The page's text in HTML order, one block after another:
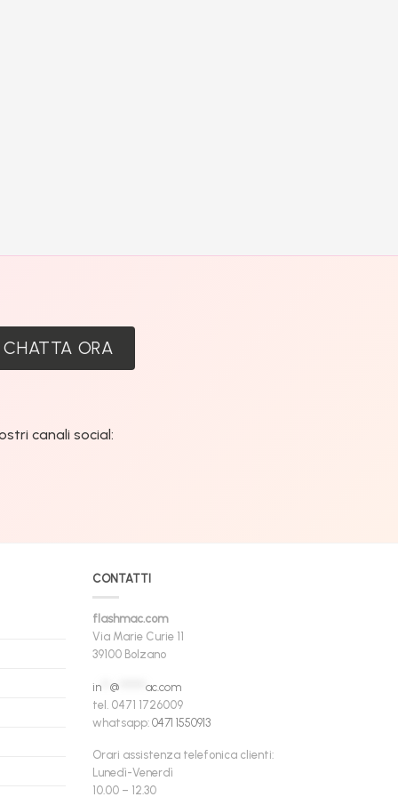
CHATTA ORA
canali social:
CONTATTI
flashmac.com
Via Marie Curie 11
39100 Bolzano
in** @****** ac.com
tel. 0471 1726009
whatsapp: 0471 1550913
Orari assistenza telefonica clienti:
Lunedì-Venerdì
10.00 – 12.30